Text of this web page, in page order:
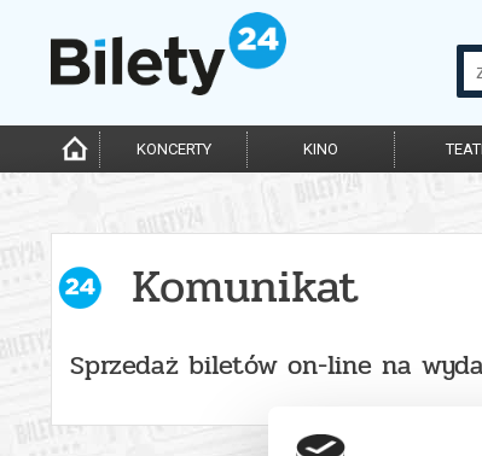
KONCERTY KINO
Komunikat
Sprzedaż biletów on-line na